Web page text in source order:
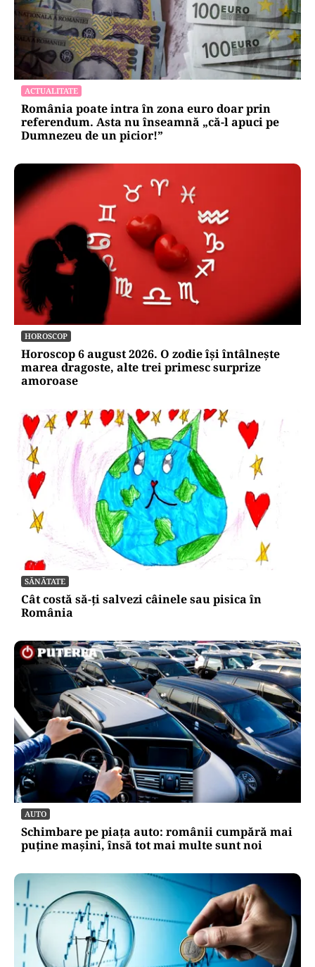
ACTUALITATE
România poate intra în zona euro doar prin
referendum. Asta nu înseamnă „că-l apuci pe
Dumnezeu de un picior!”
HOROSCOP
Horoscop 6 august 2026. O zodie își întâlnește
marea dragoste, alte trei primesc surprize
amoroase
SĂNĂTATE
Cât costă să-ți salvezi câinele sau pisica în
România
AUTO
Schimbare pe piața auto: românii cumpără mai
puține mașini, însă tot mai multe sunt noi